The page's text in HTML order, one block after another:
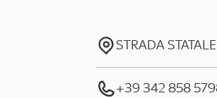
STRADA
+39 342 858